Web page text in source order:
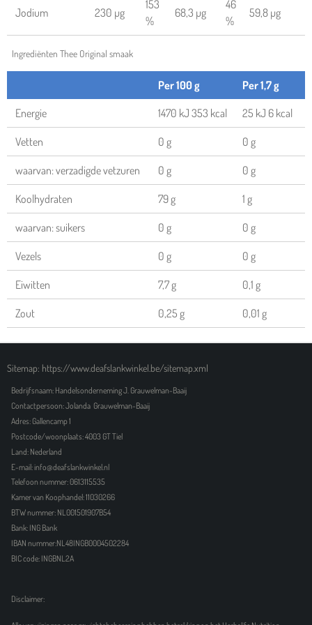
Jodium 230 µg
153
%
68,3 µg
46
%
59,8 µg
Ingrediënten Thee Original smaak
Per 100 g
Per 1,7 g
Energie
1470 kJ 353 kcal 25 kJ 6 kcal
Vetten 0 g 0 g
waarvan: verzadigde vetzuren 0 g 0 g
Koolhydraten 79 g 1 g
waarvan: suikers 0 g 0 g
Vezels 0 g 0 g
Eiwitten 7,7 g 0,1 g
Zout 0,25 g 0,01 g
Sitemap: https://www.deafslankwinkel.be/sitemap.xml
Bedrijfsnaam: Handelsonderneming J. Grauwelman-Baaij
Contactpersoon: Jolanda Grauwelman-Baaij
Adres: Gallencamp 1
Postcode/woonplaats: 4003 GT Tiel
Land: Nederland
E-mail: info@deafslankwinkel.nl
Telefoon nummer: 0613115535
Kamer van Koophandel: 11030266
BTW nummer: NL001501907B54
Bank: ING Bank
IBAN nummer:NL48INGB0004502284
BIC code: INGBNL2A
Disclaimer: